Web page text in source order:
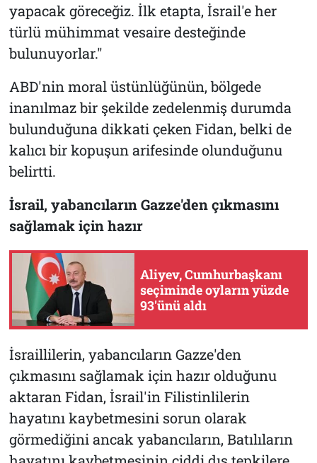
yapacak göreceğiz. İlk etapta, İsrail'e her
türlü mühimmat vesaire desteğinde
bulunuyorlar."
ABD'nin moral üstünlüğünün, bölgede
inanılmaz bir şekilde zedelenmiş durumda
bulunduğuna dikkati çeken Fidan, belki de
kalıcı bir kopuşun arifesinde olunduğunu
belirtti.
İsrail, yabancıların Gazze'den çıkmasını
sağlamak için hazır
Aliyev, Cumhurbaşkanı
seçiminde oyların yüzde
93'ünü aldı
İsraillilerin, yabancıların Gazze'den
çıkmasını sağlamak için hazır olduğunu
aktaran Fidan, İsrail'in Filistinlilerin
hayatını kaybetmesini sorun olarak
görmediğini ancak yabancıların, Batılıların